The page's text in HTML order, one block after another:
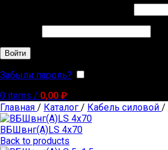
Войти
Забыли пароль?
0 items / 0,00 ₽
Главная / Каталог / Кабель силовой /
ВБШвнг(А)LS 4х70
Back to products